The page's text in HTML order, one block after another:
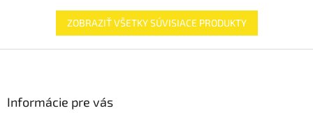
ZOBRAZIŤ VŠETKY SÚVISIACE PRODUKTY
Informácie pre vás